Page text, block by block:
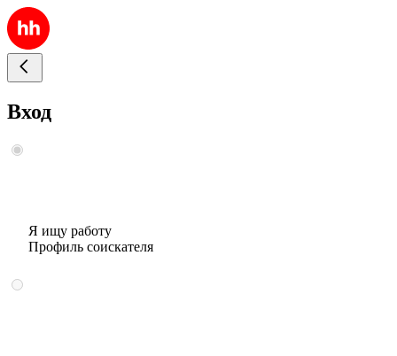
Вход
Я ищу работу
Профиль соискателя